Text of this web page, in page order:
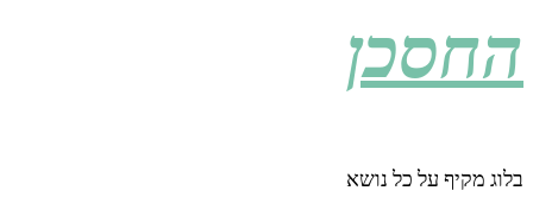
החסכן
בלוג מקיף על כל נושא